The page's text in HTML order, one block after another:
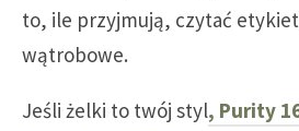
to, ile przyjmują, czytać
wątrobowe.
Jeśli żelki to twój styl, Purity